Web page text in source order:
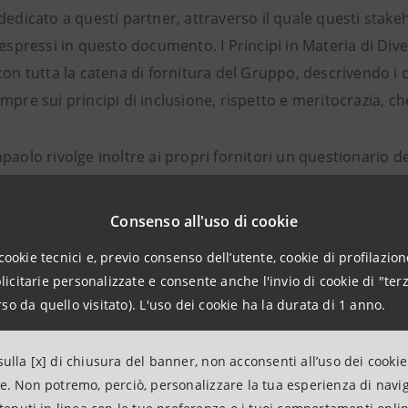
Consenso all'uso di cookie
tecnici e, previo consenso dell’utente, cookie di
personalizzate e consente anche l'invio di cookie di
da quello visitato). L'uso dei cookie ha la durata di 1 anno.
[x] di chiusura del banner, non acconsenti all’uso dei
Non potremo, perciò, personalizzare la tua esperienza di
a questi partner, attraverso il quale questi
in questo documento. I Principi in Materia di
tutta la catena di fornitura del Gruppo, descrivendo
sui principi di inclusione, rispetto e meritocrazia,
rivolge inoltre ai propri fornitori un questionario
esaminati, anche il loro impegno nei confronti
e molestia. Sono inoltre fortemente valorizzati il
fra i fornitori del Gruppo hanno confermato di aver
e meccanismi, strumenti e processi per
grandi dimensioni sono inclusi negli indici
e più di venti hanno acquisito almeno una